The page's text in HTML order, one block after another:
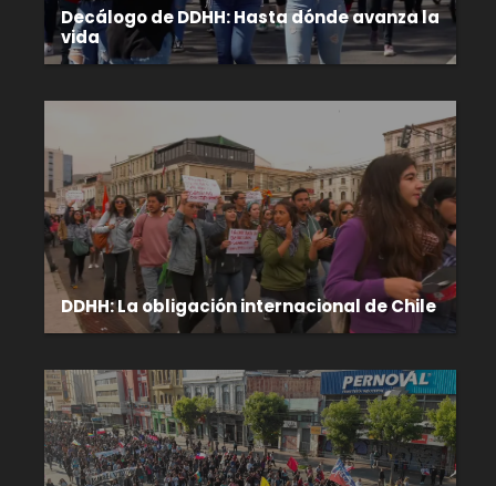
Decálogo de DDHH: Hasta dónde avanza la
vida
DDHH: La obligación internacional de Chile